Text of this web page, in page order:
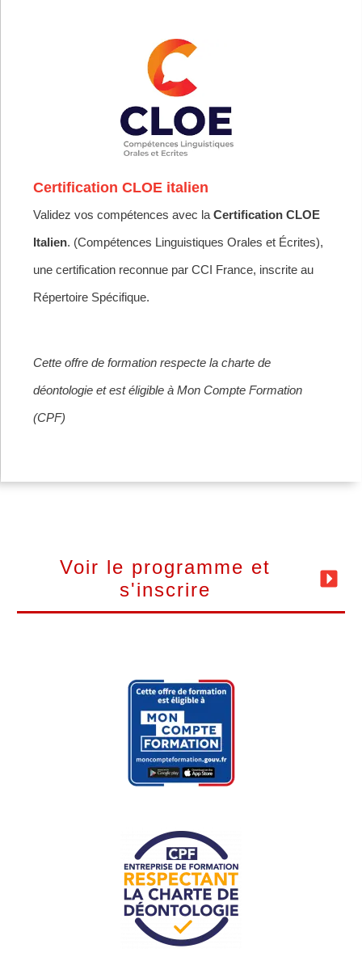
Certification CLOE italien
Validez vos compétences avec la Certification CLOE
Italien. (Compétences Linguistiques Orales et Écrites),
une certification reconnue par CCI France, inscrite au
Répertoire Spécifique.
Cette offre de formation respecte la charte de
déontologie et est éligible à Mon Compte Formation
(CPF)
Voir le programme et
s'inscrire